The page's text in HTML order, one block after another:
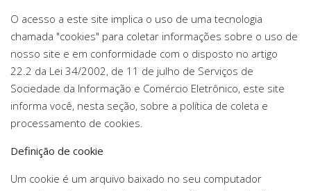
O acesso a este site implica o uso de uma tecnologia
chamada "cookies" para coletar informações sobre o uso de
nosso site e em conformidade com o disposto no artigo
22.2 da Lei 34/2002, de 11 de julho de Serviços de
Sociedade da Informação e Comércio Eletrônico, este site
informa você, nesta seção, sobre a política de coleta e
processamento de cookies.
Definição de cookie
Um cookie é um arquivo baixado no seu computador